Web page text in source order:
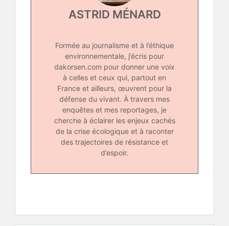
ASTRID MÉNARD
Formée au journalisme et à l’éthique
environnementale, j’écris pour
dakorsen.com pour donner une voix
à celles et ceux qui, partout en
France et ailleurs, œuvrent pour la
défense du vivant. À travers mes
enquêtes et mes reportages, je
cherche à éclairer les enjeux cachés
de la crise écologique et à raconter
des trajectoires de résistance et
d’espoir.